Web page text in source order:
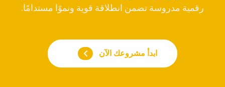
رقمية مدروسة تضمن انطلاقة قوية ونموًا مستدامًا.
ابدأ مشروعك الآن